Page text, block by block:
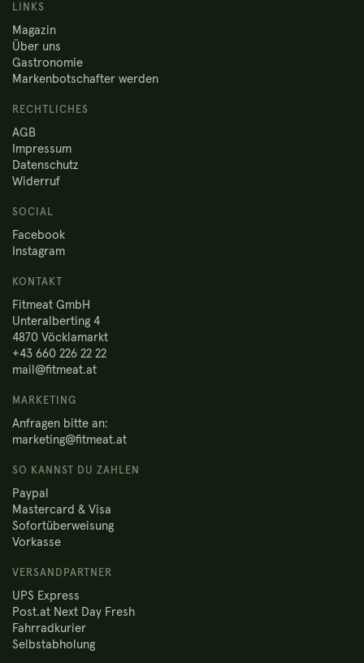
LINKS
Magazin
Über uns
Gastronomie
Markenbotschafter werden
RECHTLICHES
AGB
Impressum
Datenschutz
Widerruf
SOCIAL
Facebook
Instagram
KONTAKT
Fitmeat GmbH
Unteralberting 4
4870 Vöcklamarkt
+43 660 226 22 22
mail@fitmeat.at
MARKETING
Anfragen bitte an:
marketing@fitmeat.at
SO KANNST DU ZAHLEN
Paypal
Mastercard & Visa
Sofortüberweisung
Vorkasse
VERSANDPARTNER
UPS Express
Post.at Next Day Fresh
Fahrradkurier
Selbstabholung